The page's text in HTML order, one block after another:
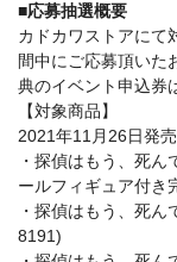
■応募抽選概要
カドカワストアにて
間中にご応募頂いた
典のイベント申込券
【対象商品】
2021年11月26日発売
・探偵はもう、死
ールフィギュア付き
・探偵はもう、死
8191)